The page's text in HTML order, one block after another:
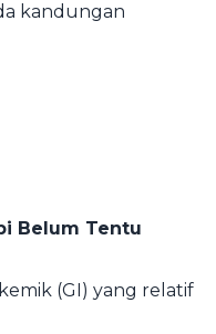
kandungan
Belum Tentu
(GI) yang relatif